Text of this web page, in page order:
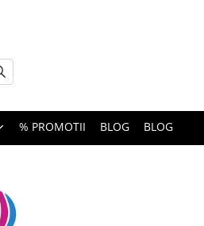
% PROMOTII BLOG BLOG